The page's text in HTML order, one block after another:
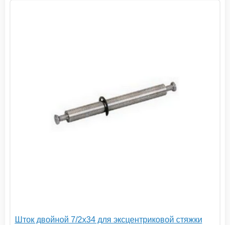
Шток двойной 7/2х34 для эксцентриковой стяжки